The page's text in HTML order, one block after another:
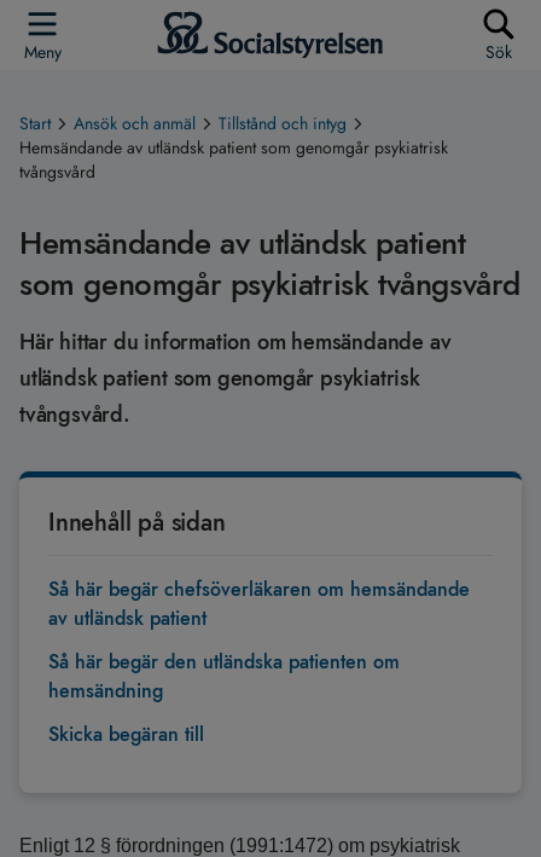
Meny Sök
Start Ansök och anmäl
Tillstånd och intyg
Hemsändande av utländsk patient som genomgår psykiatrisk
tvångsvård
Hemsändande av utländsk patient
som genomgår psykiatrisk tvångsvård
Här hittar du information om hemsändande av
utländsk patient som genomgår psykiatrisk
tvångsvård.
Innehåll på sidan
Så här begär chefsöverläkaren om hemsändande
av utländsk patient
Så här begär den utländska patienten om
hemsändning
Skicka begäran till
Enligt 12 § förordningen (1991:1472) om psykiatrisk